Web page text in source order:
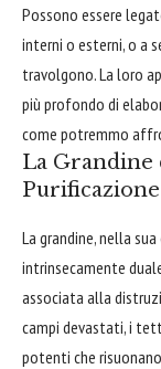
Possono essere
interni o esterni, o a
travolgono. La loro
più profondo di
come potremmo
La Grandine
Purificazione
La grandine, nella
intrinsecamente
associata alla
campi devastati, i
potenti che